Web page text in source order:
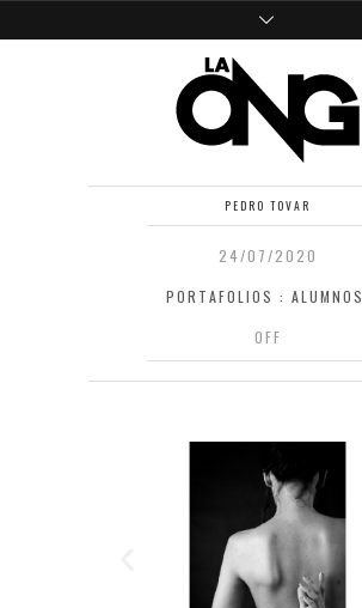
PEDRO TOVAR
24/07/2020
PORTAFOLIOS : ALUMNOS.
OFF